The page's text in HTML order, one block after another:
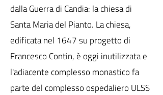
dalla Guerra di Candia: la chiesa di
Santa Maria del Pianto. La chiesa,
edificata nel 1647 su progetto di
Francesco Contin, è oggi inutilizzata e
l'adiacente complesso monastico fa
parte del complesso ospedaliero ULSS